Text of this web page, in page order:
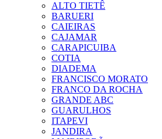
ALTO TIETÊ
BARUERI
CAIEIRAS
CAJAMAR
CARAPICUIBA
COTIA
DIADEMA
FRANCISCO MORATO
FRANCO DA ROCHA
GRANDE ABC
GUARULHOS
ITAPEVI
JANDIRA